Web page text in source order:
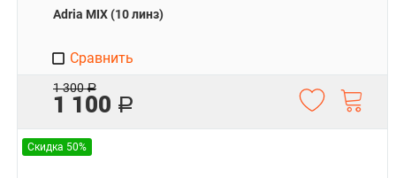
Adria MIX (10 линз)
1 300 Р
1 100 Р
Сравнить
Скидка 50%